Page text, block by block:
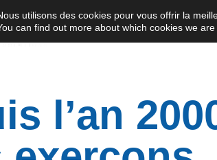
des
l’an
utilisons des cookies pour vous offrir la
can find out more about which cookies we